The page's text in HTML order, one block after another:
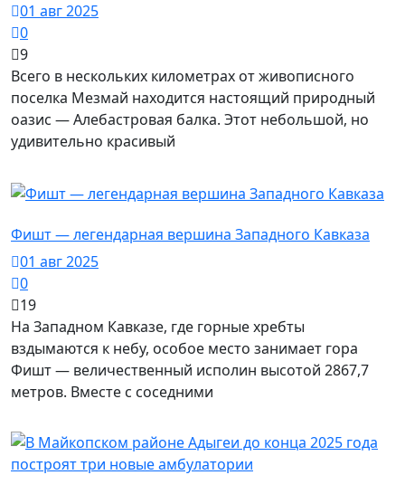
01 авг 2025
0
9
Всего в нескольких километрах от живописного
поселка Мезмай находится настоящий природный
оазис — Алебастровая балка. Этот небольшой, но
удивительно красивый
Фишт — легендарная вершина Западного Кавказа
01 авг 2025
0
19
На Западном Кавказе, где горные хребты
вздымаются к небу, особое место занимает гора
Фишт — величественный исполин высотой 2867,7
метров. Вместе с соседними